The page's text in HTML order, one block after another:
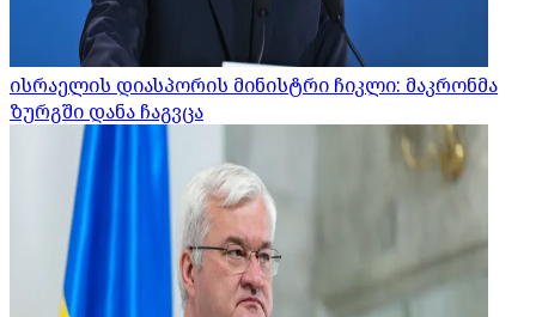
ისრაელის დიასპორის მინისტრი ჩიკლი: მაკრონმა
ზურგში დანა ჩაგვცა